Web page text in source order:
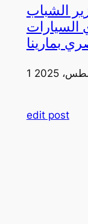
الشباب
السيارات
بمارينا
2025
edit post